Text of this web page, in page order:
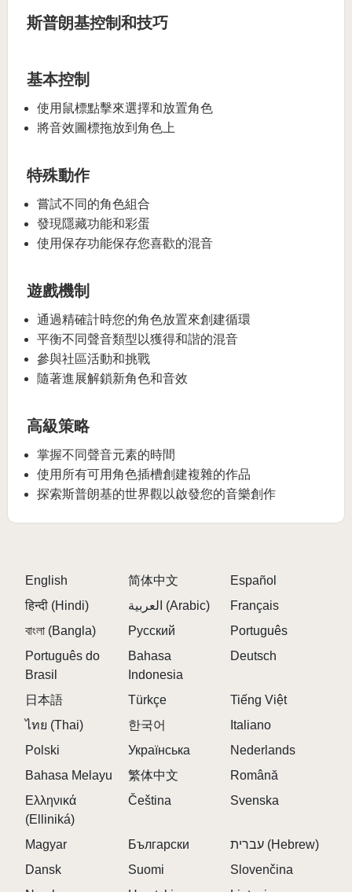
斯普朗基控制和技巧
基本控制
使用鼠標點擊來選擇和放置角色
將音效圖標拖放到角色上
特殊動作
嘗試不同的角色組合
發現隱藏功能和彩蛋
使用保存功能保存您喜歡的混音
遊戲機制
通過精確計時您的角色放置來創建循環
平衡不同聲音類型以獲得和諧的混音
參與社區活動和挑戰
隨著進展解鎖新角色和音效
高級策略
掌握不同聲音元素的時間
使用所有可用角色插槽創建複雜的作品
探索斯普朗基的世界觀以啟發您的音樂創作
English 简体中文
Español
हिन्दी (Hindi)
العربية (Arabic)
Français
বাংলা (Bangla)
Русский
Português
Português do
Brasil
Bahasa
Indonesia
Deutsch
日本語 Türkçe
Tiếng Việt
ไทย (Thai)
한국어
Italiano
Polski
Українська
Nederlands
Bahasa Melayu
繁体中文
Română
Ελληνικά
(Elliniká)
Čeština Svenska
Magyar Български
עברית (Hebrew)
Dansk
Suomi
Slovenčina